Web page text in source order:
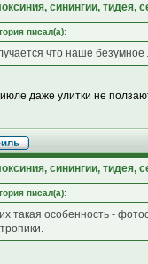
синингии, тидея,
писал(а):
что наше
даже улитки не
синингии, тидея,
писал(а):
такая особенность -